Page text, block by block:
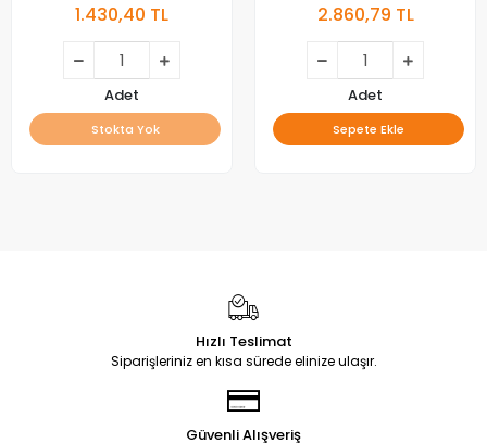
7032LED-MCPCB-L V2GE-
7032LED-MCPCB-R V2GE-
500SMB-R0
1.430,40 TL
Adet
Stokta Yok
V8Q7-750SM0-R1
2.860,79 TL
Adet
Sepete Ekle
Hızlı Teslimat
Siparişleriniz en kısa sürede elinize ulaşır.
Güvenli Alışveriş